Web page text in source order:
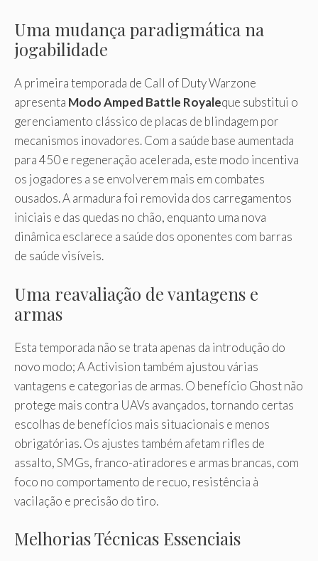
Uma mudança paradigmática na
jogabilidade
A primeira temporada de Call of Duty Warzone
apresenta Modo Amped Battle Royaleque substitui o
gerenciamento clássico de placas de blindagem por
mecanismos inovadores. Com a saúde base aumentada
para 450 e regeneração acelerada, este modo incentiva
os jogadores a se envolverem mais em combates
ousados. A armadura foi removida dos carregamentos
iniciais e das quedas no chão, enquanto uma nova
dinâmica esclarece a saúde dos oponentes com barras
de saúde visíveis.
Uma reavaliação de vantagens e
armas
Esta temporada não se trata apenas da introdução do
novo modo; A Activision também ajustou várias
vantagens e categorias de armas. O benefício Ghost não
protege mais contra UAVs avançados, tornando certas
escolhas de benefícios mais situacionais e menos
obrigatórias. Os ajustes também afetam rifles de
assalto, SMGs, franco-atiradores e armas brancas, com
foco no comportamento de recuo, resistência à
vacilação e precisão do tiro.
Melhorias Técnicas Essenciais